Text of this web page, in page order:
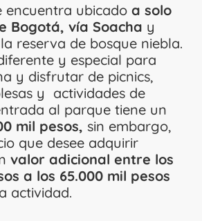
encuentra ubicadoa solo
Bogotá, vía Soacha y
reserva de bosque niebla.
y especial para
y disfrutar de picnics,
y actividades de
al parque tiene un
mil pesos, sin embargo,
que desee adquirir
valor adicional entre los
a los 65.000 mil pesos
actividad.